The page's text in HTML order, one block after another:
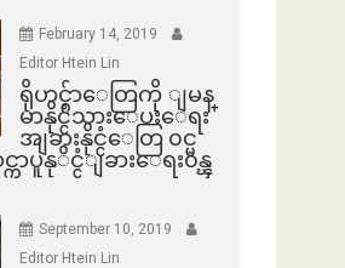
February 14, 2019
Editor Htein Lin
ရိုဟင္ဂ်ာေတြကို ျမန္
မာနိုင္ငံသားေပးေရး
အျခားနိုင္ငံေတြ ၀င္မ
ာပူနုိင္ငံျခားေရး၀န္ၾ
September 10, 2019
Editor Htein Lin